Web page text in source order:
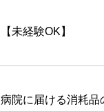
【未経験OK】
病院に届ける消耗品